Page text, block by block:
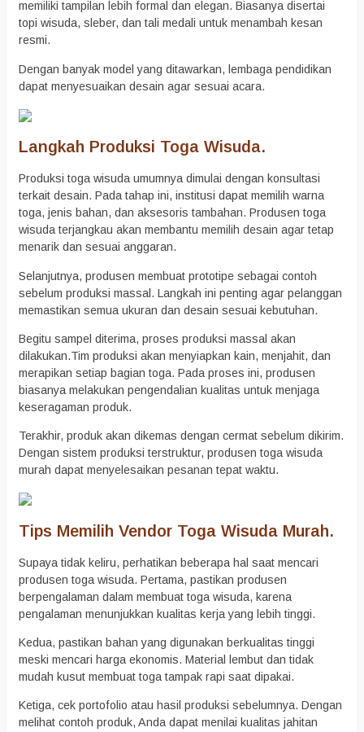
memiliki tampilan lebih formal dan elegan. Biasanya disertai
topi wisuda, sleber, dan tali medali untuk menambah kesan
resmi.
Dengan banyak model yang ditawarkan, lembaga pendidikan
dapat menyesuaikan desain agar sesuai acara.
Langkah Produksi Toga Wisuda.
Produksi toga wisuda umumnya dimulai dengan konsultasi
terkait desain. Pada tahap ini, institusi dapat memilih warna
toga, jenis bahan, dan aksesoris tambahan. Produsen toga
wisuda terjangkau akan membantu memilih desain agar tetap
menarik dan sesuai anggaran.
Selanjutnya, produsen membuat prototipe sebagai contoh
sebelum produksi massal. Langkah ini penting agar pelanggan
memastikan semua ukuran dan desain sesuai kebutuhan.
Begitu sampel diterima, proses produksi massal akan
dilakukan.Tim produksi akan menyiapkan kain, menjahit, dan
merapikan setiap bagian toga. Pada proses ini, produsen
biasanya melakukan pengendalian kualitas untuk menjaga
keseragaman produk.
Terakhir, produk akan dikemas dengan cermat sebelum dikirim.
Dengan sistem produksi terstruktur, produsen toga wisuda
murah dapat menyelesaikan pesanan tepat waktu.
Tips Memilih Vendor Toga Wisuda Murah.
Supaya tidak keliru, perhatikan beberapa hal saat mencari
produsen toga wisuda. Pertama, pastikan produsen
berpengalaman dalam membuat toga wisuda, karena
pengalaman menunjukkan kualitas kerja yang lebih tinggi.
Kedua, pastikan bahan yang digunakan berkualitas tinggi
meski mencari harga ekonomis. Material lembut dan tidak
mudah kusut membuat toga tampak rapi saat dipakai.
Ketiga, cek portofolio atau hasil produksi sebelumnya. Dengan
melihat contoh produk, Anda dapat menilai kualitas jahitan